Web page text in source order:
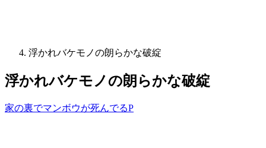
浮かれバケモノの朗らかな破綻
浮かれバケモノの朗らかな破綻
家の裏でマンボウが死んでるP